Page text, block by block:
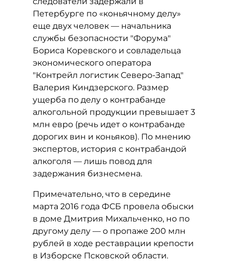
Петербурге по «коньячному делу»
еще двух человек — начальника
службы безопасности "Форума"
Бориса Коревского и совладельца
экономического оператора
"Контрейл логистик Северо-Запад"
Валерия Киндзерского. Размер
ущерба по делу о контрабанде
алкогольной продукции превышает 3
млн евро (речь идет о контрабанде
дорогих вин и коньяков). По мнению
экспертов, история с контрабандой
алкоголя — лишь повод для
задержания бизнесмена.
Примечательно, что в середине
марта 2016 года ФСБ провела обыски
в доме Дмитрия Михальченко, но по
другому делу — о пропаже 200 млн
рублей в ходе реставрации крепости
в Изборске Псковской области.